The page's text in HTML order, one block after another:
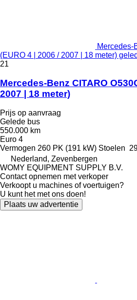
Mercedes-
(EURO 4 | 2006 / 2007 | 18 meter)
21
Mercedes-Benz CITARO
2007 | 18 meter)
Prijs op aanvraag
Gelede bus
550.000 km
Euro 4
Vermogen 260 PK (191 kW) Stoelen
Nederland, Zevenbergen
WOMY EQUIPMENT SUPPLY B.V.
Contact opnemen met verkoper
Verkoopt u machines of voertuigen?
U kunt het met ons doen!
Plaats uw advertentie